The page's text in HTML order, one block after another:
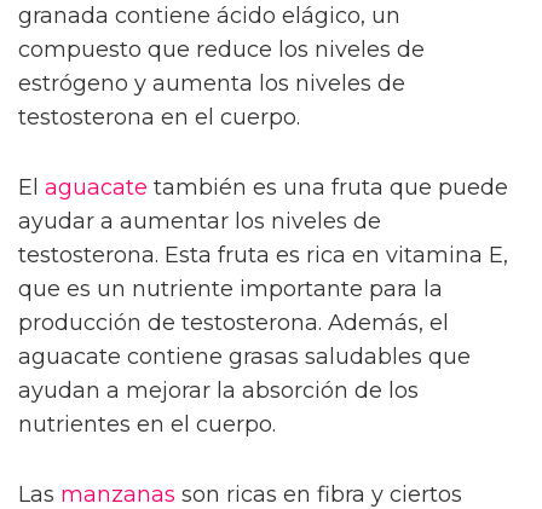
granada contiene ácido elágico, un
compuesto que reduce los niveles de
estrógeno y aumenta los niveles de
testosterona en el cuerpo.
El aguacate también es una fruta que puede
ayudar a aumentar los niveles de
testosterona. Esta fruta es rica en vitamina E,
que es un nutriente importante para la
producción de testosterona. Además, el
aguacate contiene grasas saludables que
ayudan a mejorar la absorción de los
nutrientes en el cuerpo.
Las manzanas son ricas en fibra y ciertos